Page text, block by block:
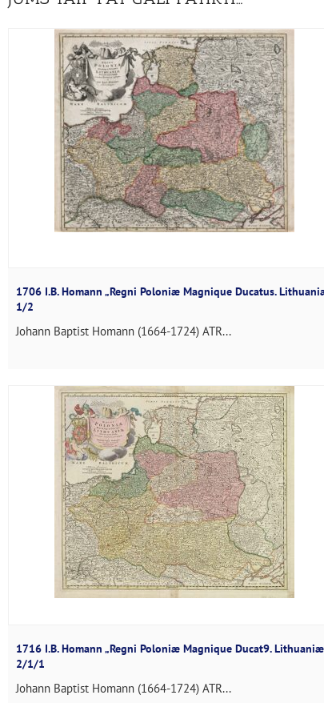
1706 I.B. Homann „Regni Poloniæ Magnique Ducatus.
1/2
Johann Baptist Homann (1664-1724) ATR...
1716 I.B. Homann „Regni Poloniæ Magnique Ducat9.
2/1/1
Johann Baptist Homann (1664-1724) ATR...